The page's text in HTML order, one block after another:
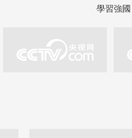
學習強國